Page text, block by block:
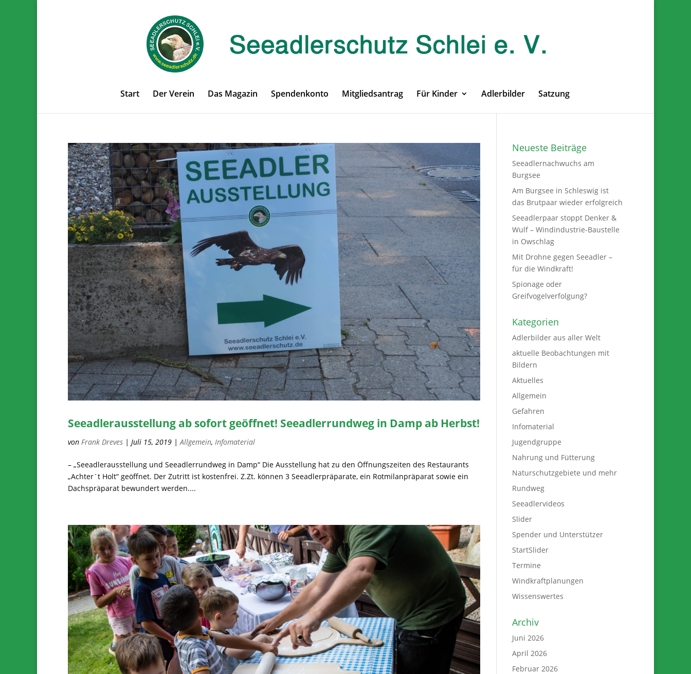
Start Der Verein Das Magazin Spendenkonto Mitgliedsantrag Für Kinder Adlerbilder Satzung
Seeadlerausstellung ab sofort geöffnet! Seeadlerrundweg in Damp ab Herbst!
von Frank Dreves | Juli 15, 2019 |Allgemein, Infomaterial
– „Seeadlerausstellung und Seeadlerrundweg in Damp“ Die Ausstellung hat zu den Öffnungszeiten des Restaurants
„Achter`t Holt“ geöffnet. Der Zutritt ist kostenfrei. Z.Zt. können 3 Seeadlerpräparate, ein Rotmilanpräparat sowie ein
Dachspräparat bewundert werden....
Neueste Beiträge
Seeadlernachwuchs am
Burgsee
Am Burgsee in Schleswig ist
das Brutpaar wieder erfolgreich
Seeadlerpaar stoppt Denker &
Wulf – Windindustrie-Baustelle
in Owschlag
Mit Drohne gegen Seeadler –
für die Windkraft!
Spionage oder
Greifvogelverfolgung?
Kategorien
Adlerbilder aus aller Welt
aktuelle Beobachtungen mit
Bildern
Aktuelles
Allgemein
Gefahren
Infomaterial
Jugendgruppe
Nahrung und Fütterung
Naturschutzgebiete und mehr
Rundweg
Seeadlervideos
Slider
Spender und Unterstützer
StartSlider
Termine
Windkraftplanungen
Wissenswertes
Archiv
Juni 2026
April 2026
Februar 2026